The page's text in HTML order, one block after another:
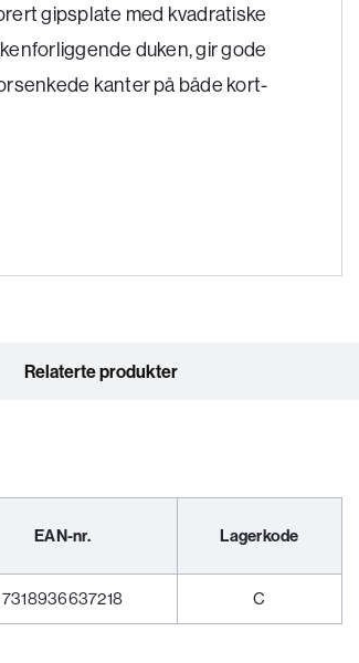
gipsplate med kvadratiske
duken, gir gode
kanter på både kort-
Relaterte produkter
EAN-nr. Lagerkode
7318936637218 C